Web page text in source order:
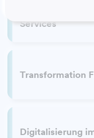
Entwicklung
Services
Transformation
Digitalisierung